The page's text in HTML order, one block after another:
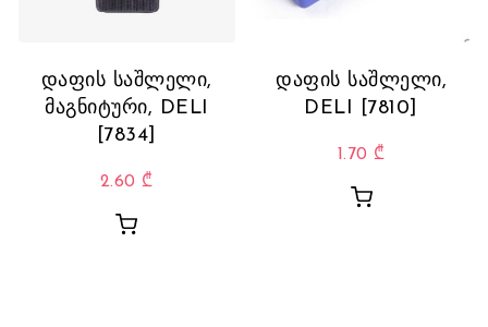
დაფის საშლელი,
მაგნიტური, DELI
[7834]
2.60 ₾
დაფის საშლელი,
DELI [7810]
1.70 ₾